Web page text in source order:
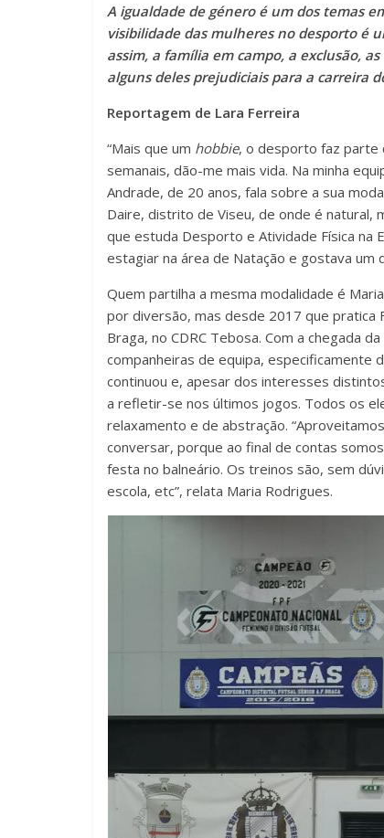
A igualdade de género é um dos temas
visibilidade das mulheres no desporto é
assim, a família em campo, a exclusão,
alguns deles prejudiciais para a carreira
Reportagem de Lara Ferreira
“Mais que um hobbie, o desporto faz parte
semanais, dão-me mais vida. Na minha
Andrade, de 20 anos, fala sobre a sua
Daire, distrito de Viseu, de onde é natural,
que estuda Desporto e Atividade Física na
estagiar na área de Natação e gostava
Quem partilha a mesma modalidade é
por diversão, mas desde 2017 que pratica
Braga, no CDRC Tebosa. Com a chegada
companheiras de equipa, especificamente
continuou e, apesar dos interesses
a refletir-se nos últimos jogos. Todos os
relaxamento e de abstração.
conversar, porque ao final de contas
festa no balneário. Os treinos são, sem
escola, etc”, relata Maria Rodrigues.